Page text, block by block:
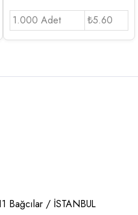
1.000 Adet ₺5.60
Bağcılar / İSTANBUL